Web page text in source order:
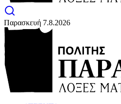
Παρασκευή 7.8.2026